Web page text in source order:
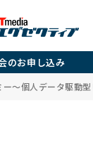
のお申し込み
～個人データ駆動型